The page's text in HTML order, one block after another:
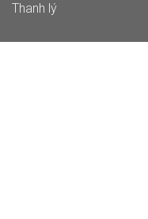
Thanh lý